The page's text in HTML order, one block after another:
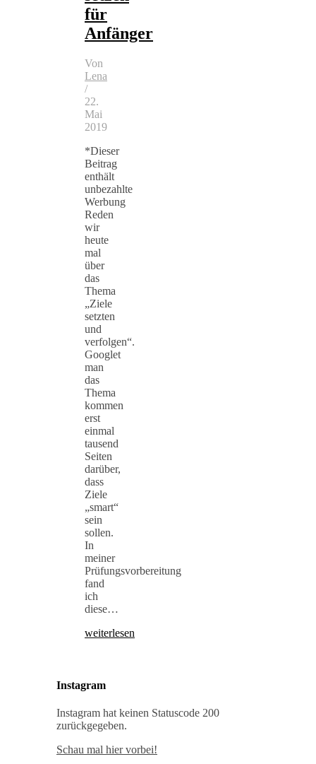
für
Anfänger
Von
Lena
/
22.
Mai
2019
*Dieser
Beitrag
enthält
unbezahlte
Werbung
Reden
wir
heute
mal
über
das
Thema
„Ziele
setzten
und
verfolgen“.
Googlet
man
das
Thema
kommen
erst
einmal
tausend
Seiten
darüber,
dass
Ziele
„smart“
sein
sollen.
In
meiner
Prüfungsvorbereitung
fand
ich
diese…
weiterlesen
Instagram
Instagram hat keinen Statuscode 200
zurückgegeben.
Schau mal hier vorbei!